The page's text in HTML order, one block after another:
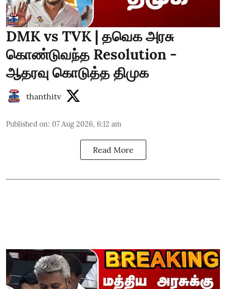
DMK vs TVK | தவெக அரசு
கொண்டுவந்த Resolution -
ஆதரவு கொடுத்த திமுக
thanthitv
Published on: 07 Aug 2026, 6:12 am
Read More